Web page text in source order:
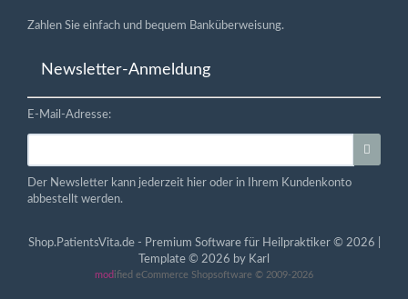
Zahlen Sie einfach und bequem Banküberweisung.
Newsletter-Anmeldung
E-Mail-Adresse:
Der Newsletter kann jederzeit hier oder in Ihrem Kundenkonto
abbestellt werden.
Shop.PatientsVita.de - Premium Software für Heilpraktiker © 2026 |
Template © 2026 by Karl
modified eCommerce Shopsoftware © 2009-2026